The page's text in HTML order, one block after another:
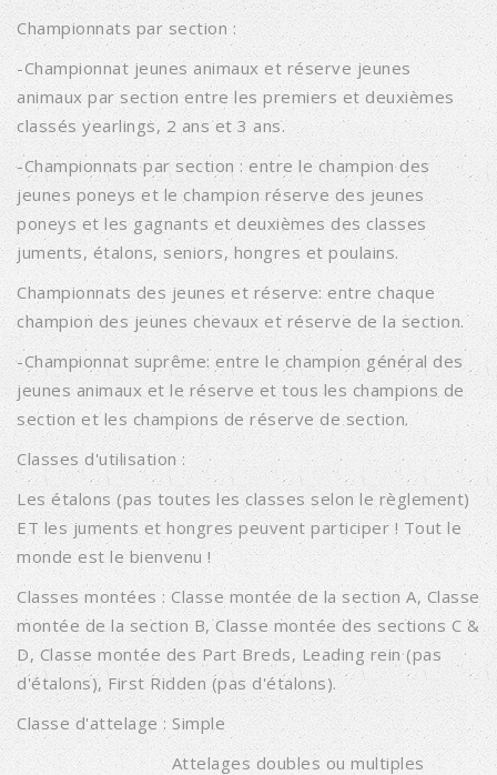
Championnats par section :
-Championnat jeunes animaux et réserve jeunes
animaux par section entre les premiers et deuxièmes
classés yearlings, 2 ans et 3 ans.
-Championnats par section : entre le champion des
jeunes poneys et le champion réserve des jeunes
poneys et les gagnants et deuxièmes des classes
juments, étalons, seniors, hongres et poulains.
Championnats des jeunes et réserve: entre chaque
champion des jeunes chevaux et réserve de la section.
-Championnat suprême: entre le champion général des
jeunes animaux et le réserve et tous les champions de
section et les champions de réserve de section.
Classes d'utilisation :
Les étalons (pas toutes les classes selon le règlement)
ET les juments et hongres peuvent participer ! Tout le
monde est le bienvenu !
Classes montées : Classe montée de la section A, Classe
montée de la section B, Classe montée des sections C &
D, Classe montée des Part Breds, Leading rein (pas
d'étalons), First Ridden (pas d'étalons).
Classe d'attelage : Simple
Attelages doubles ou multiples